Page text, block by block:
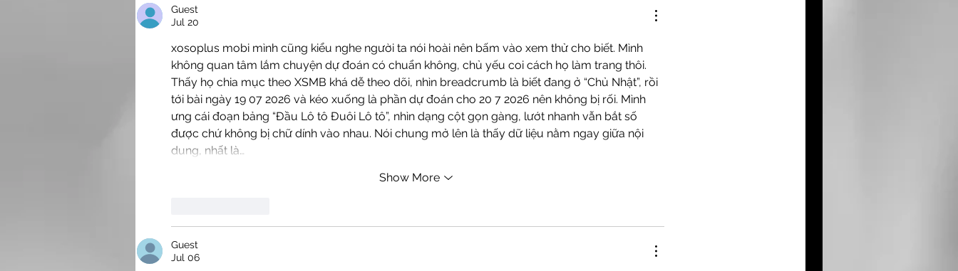
Guest
Jul 20
xosoplus mobi mình cũng kiểu nghe người ta nói hoài nên bấm vào xem thử cho biết. Mình
không quan tâm lắm chuyện dự đoán có chuẩn không, chủ yếu coi cách họ làm trang thôi.
Thấy họ chia mục theo XSMB khá dễ theo dõi, nhìn breadcrumb là biết đang ở “Chủ Nhật”, rồi
tới bài ngày 19 07 2026 và kéo xuống là phần dự đoán cho 20 7 2026 nên không bị rối. Mình
ưng cái đoạn bảng “Đầu Lô tô Đuôi Lô tô”, nhìn dạng cột gọn gàng, lướt nhanh vẫn bắt số
được chứ không bị chữ dính vào nhau. Nói chung mở lên là thấy dữ liệu nằm ngay giữa nội
dung, nhất là…
Show More
Guest
Jul 06